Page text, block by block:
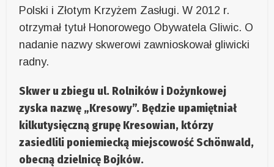
Polski i Złotym Krzyżem Zasługi. W 2012 r.
otrzymał tytuł Honorowego Obywatela Gliwic. O
nadanie nazwy skwerowi zawnioskował gliwicki
radny.
Skwer u zbiegu ul. Rolników i Dożynkowej
zyska nazwę „Kresowy”. Będzie upamiętniał
kilkutysięczną grupę Kresowian, którzy
zasiedlili poniemiecką miejscowość Schönwald,
obecną dzielnicę Bojków.